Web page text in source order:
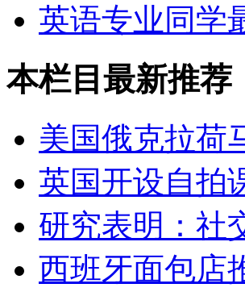
英语专业同学
本栏目最新推荐
美国俄克拉荷
英国开设自拍
研究表明：社
西班牙面包店